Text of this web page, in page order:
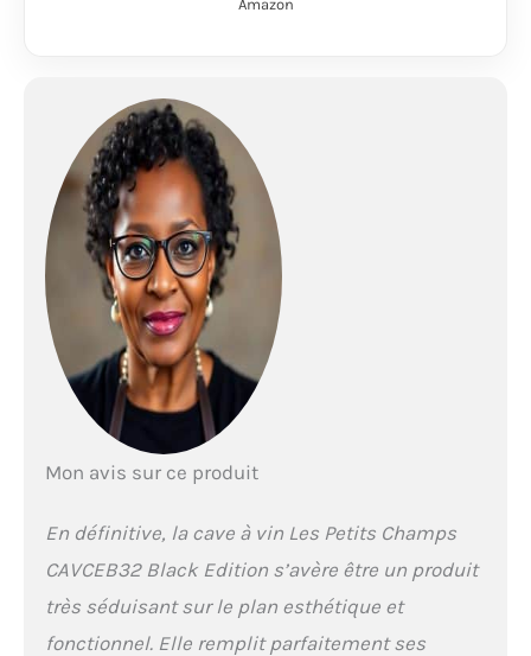
d’espace pour toutes
allie raffinement et
durabilité. Son design
élégant ajoutera une
touche de raffinement
à vos pièces, assurant
une conservation
optimale.
TEMPÉRATURE
PRÉCISE : grâce à son
panneau de
pouvez régler la
Cette plage de
température permet de
des températures
idéales. Protection et
Amazon
Mon avis sur ce produit
En définitive, la cave à vin Les Petits Champs
CAVCEB32 Black Edition s’avère être un produit
très séduisant sur le plan esthétique et
fonctionnel. Elle remplit parfaitement ses